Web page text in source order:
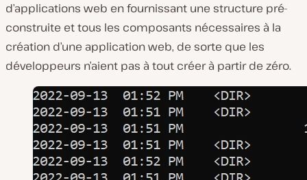
d’applications web en fournissant une structure pré-
construite et tous les composants nécessaires à la
création d’une application web, de sorte que les
développeurs n’aient pas à tout créer à partir de zéro.